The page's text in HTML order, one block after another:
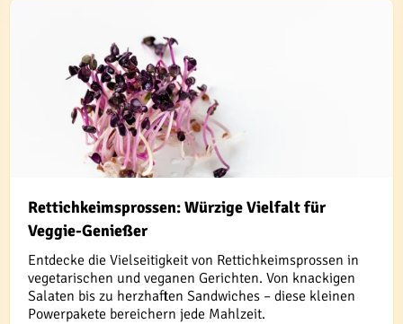
Rettichkeimsprossen: Würzige Vielfalt für
Veggie-Genießer
Entdecke die Vielseitigkeit von Rettichkeimsprossen in
vegetarischen und veganen Gerichten. Von knackigen
Salaten bis zu herzhaften Sandwiches – diese kleinen
Powerpakete bereichern jede Mahlzeit.